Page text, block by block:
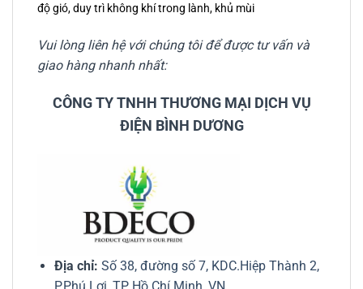
độ gió, duy trì không khí trong lành, khủ mùi
Vui lòng liên hệ với chúng tôi để được tư vấn và
giao hàng nhanh nhất:
CÔNG TY TNHH THƯƠNG MẠI DỊCH VỤ
ĐIỆN BÌNH DƯƠNG
Địa chỉ: Số 38, đường số 7, KDC.Hiệp Thành 2,
P.Phú Lợi, TP Hồ Chí Minh, VN